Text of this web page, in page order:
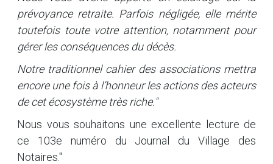
prévoyance retraite. Parfois négligée, elle mérite
toutefois toute votre attention, notamment pour
gérer les conséquences du décès.
Notre traditionnel cahier des associations mettra
encore une fois à l’honneur les actions des acteurs
de cet écosystème très riche."
Nous vous souhaitons une excellente lecture de
ce 103e numéro du Journal du Village des
Notaires."